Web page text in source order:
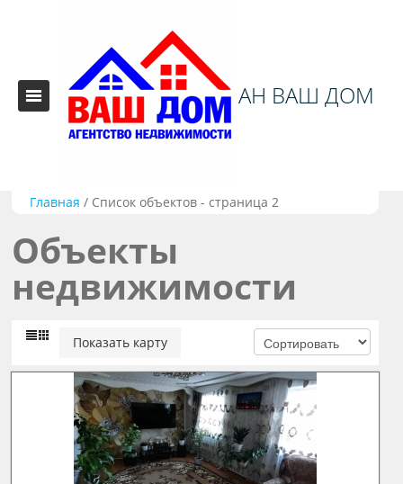
АН ВАШ ДОМ
Главная / Список объектов - страница 2
Объекты
недвижимости
Показать карту